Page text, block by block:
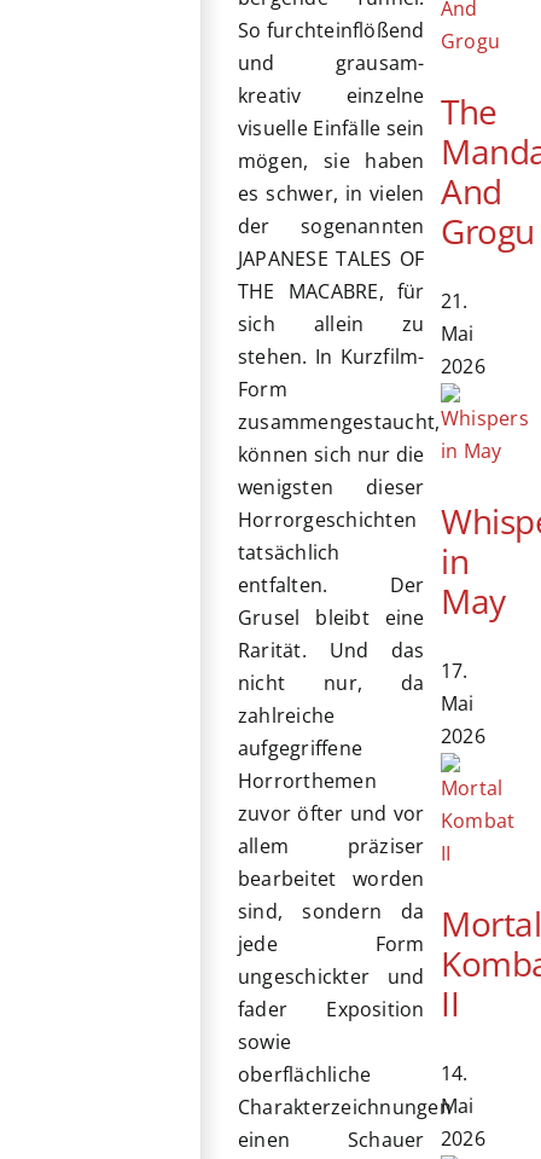
So furchteinflößend
und grausam-
kreativ einzelne
visuelle Einfälle sein
mögen, sie haben
es schwer, in vielen
der sogenannten
JAPANESE TALES OF
THE MACABRE, für
sich allein zu
stehen. In Kurzfilm-
Form
zusammengestaucht,
können sich nur die
wenigsten dieser
Horrorgeschichten
tatsächlich
entfalten. Der
Grusel bleibt eine
Rarität. Und das
nicht nur, da
zahlreiche
aufgegriffene
Horrorthemen
zuvor öfter und vor
allem präziser
bearbeitet worden
sind, sondern da
jede Form
ungeschickter und
fader Exposition
sowie
oberflächliche
Charakterzeichnungen
einen Schauer
The
And
Grogu
21.
Mai
2026
in
May
17.
Mai
2026
Mortal
II
14.
Mai
2026